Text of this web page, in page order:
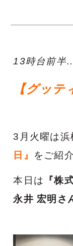
13時台前半
【グッテ
3月火曜は浜
日』
をご紹
本日は 『株
永井 宏明さ